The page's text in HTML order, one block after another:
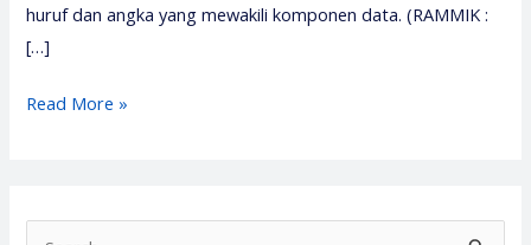
huruf dan angka yang mewakili komponen data. (RAMMIK :
[…]
Pelatihan
Read More »